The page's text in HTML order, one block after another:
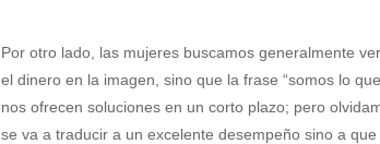
Por otro lado, las mujeres buscamos generalmente
el dinero en la imagen, sino que la frase “somos lo
nos ofrecen soluciones en un corto plazo; pero
se va a traducir a un excelente desempeño sino a